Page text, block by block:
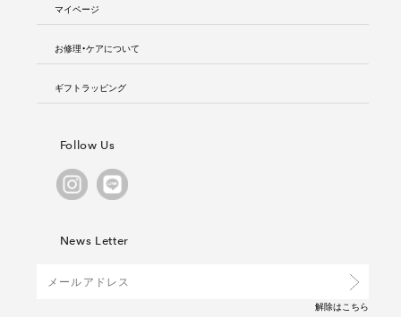
マイページ
お修理・ケアについて
ギフトラッピング
Follow Us
News Letter
解除は こちら